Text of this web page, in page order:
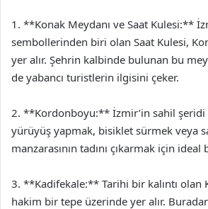
1. **Konak Meydanı ve Saat Kulesi:**
sembollerinden biri olan Saat Kulesi,
yer alır. Şehrin kalbinde bulunan bu
de yabancı turistlerin ilgisini çeker.
2. **Kordonboyu:** İzmir’in sahil şeridi
yürüyüş yapmak, bisiklet sürmek veya
manzarasının tadını çıkarmak için ideal
3. **Kadifekale:** Tarihi bir kalıntı olan
hakim bir tepe üzerinde yer alır.